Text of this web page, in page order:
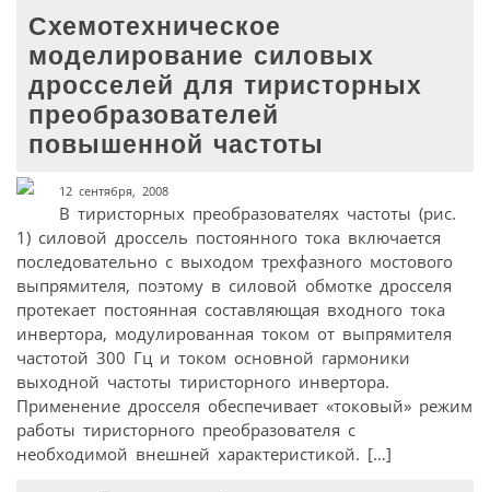
Схемотехническое
моделирование силовых
дросселей для тиристорных
преобразователей
повышенной частоты
12 сентября, 2008
В тиристорных преобразователях частоты (рис.
1) силовой дроссель постоянного тока включается
последовательно с выходом трехфазного мостового
выпрямителя, поэтому в силовой обмотке дросселя
протекает постоянная составляющая входного тока
инвертора, модулированная током от выпрямителя
частотой 300 Гц и током основной гармоники
выходной частоты тиристорного инвертора.
Применение дросселя обеспечивает «токовый» режим
работы тиристорного преобразователя с
необходимой внешней характеристикой. […]